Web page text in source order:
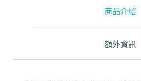
商品介紹
額外資訊